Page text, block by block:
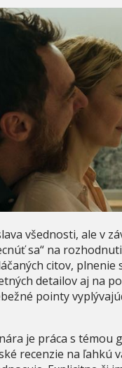
všednosti, ale v
sa“ na
citov, plnenie
detailov aj na
pointy
je práca s témou
recenzie na ľahkú